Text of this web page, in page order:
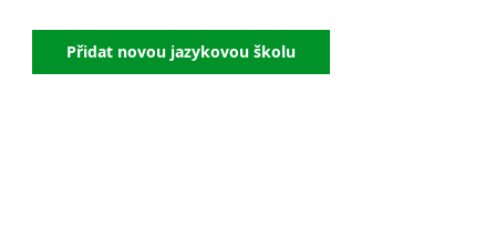
Přidat novou jazykovou školu